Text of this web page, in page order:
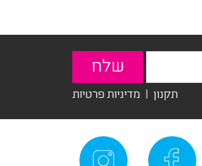
תקנון | מדיניות פרטיות